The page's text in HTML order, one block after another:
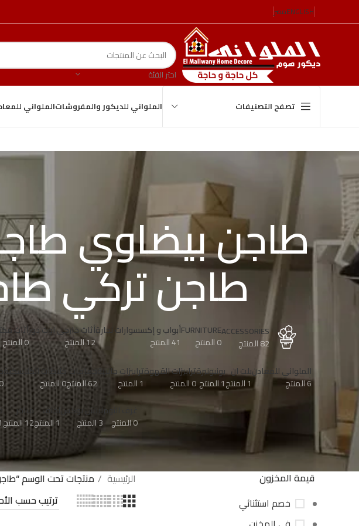
ENGLISHمصر
اختر الفئة
تصفح التصنيفات الملواني للديكور والمفروشاتالملواني
طاجن بيضاوي
طاجن تركي
ACCESSORIES
82 المنتج
FURNITURE
0 المنتج
أبواب و إكسسوارات نجارة
41 المنتج
أثاث خارجي اوت دور
12 المنتج
أثاث
0 المنتج
الملواني للمعادن
6 المنتج
بلت ان
1 المنتج
بونبونيرة
1 المنتج
ترابيزات القهوة
0 المنتج
ترابيزات جانبية
1 المنتج
حمامات
62 المنتج
خلاطات الكلاسكية
0 المنتج
0 المنتج
غرف النوم
0 المنتج
لانش بوكس
3 المنتج
لحاف
1 المنتج
مباخر
12 المنتج
1
قيمة المخزون
خصم استثنائي
الرئيسية منتجات تحت الوسم